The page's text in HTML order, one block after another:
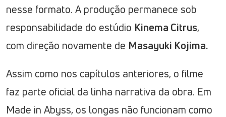
nesse formato. A produção permanece sob
responsabilidade do estúdio Kinema Citrus,
com direção novamente de Masayuki Kojima.
Assim como nos capítulos anteriores, o filme
faz parte oficial da linha narrativa da obra. Em
Made in Abyss, os longas não funcionam como